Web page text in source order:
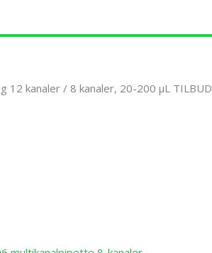
12 kanaler / 8 kanaler, 20-200 µL TILBUD